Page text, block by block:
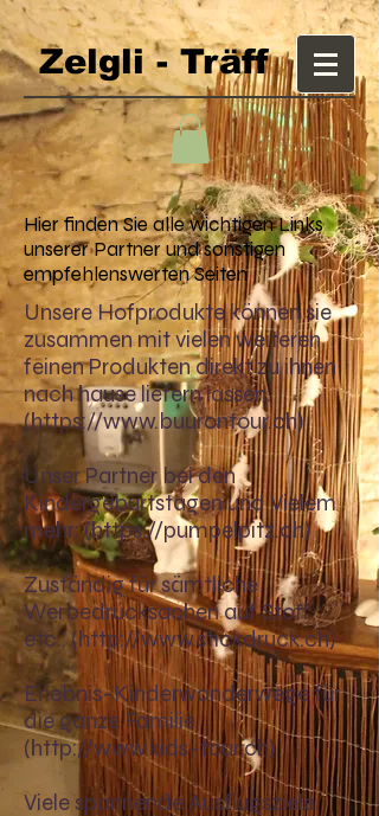
Zelgli - Träff
Hier finden Sie alle wichtigen Links
unserer Partner und sonstigen
empfehlenswerten Seiten
Unsere Hofprodukte können sie
zusammen mit vielen weiteren
feinen Produkten direkt zu ihnen
nach hause liefern lassen:
(https://www.buurontour.ch)
Unser Partner bei den
Kindergeburtstagen und Vielem
mehr: (https://pumpelpitz.ch)
Zuständig für sämtliche
Werbedrucksachen auf Stoff
etc.: (http://www.stickdruck.ch)
Erlebnis-Kinderwanderwege für
die ganze Familie
(http://www.kids-tour.ch)
Viele spannende Ausflugsziele,